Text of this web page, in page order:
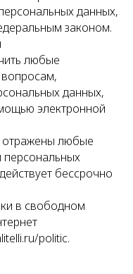
данных,
законом.
любые
данных,
электронной
отражены любые
персональных
бессрочно
в свободном
politic.